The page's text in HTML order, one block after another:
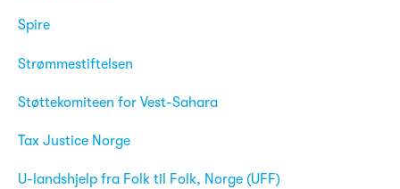
Spire
Strømmestiftelsen
Støttekomiteen for Vest-Sahara
Tax Justice Norge
U-landshjelp fra Folk til Folk, Norge (UFF)